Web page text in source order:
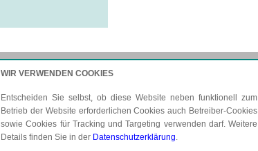
AKTUELLES KARRIERE
WIR VERWENDEN COOKIES
Entscheiden Sie selbst, ob diese Website neben funktionell zum
Betrieb der Website erforderlichen Cookies auch Betreiber-Cookies
sowie Cookies für Tracking und Targeting verwenden darf. Weitere
Details finden Sie in der Datenschutzerklärung.